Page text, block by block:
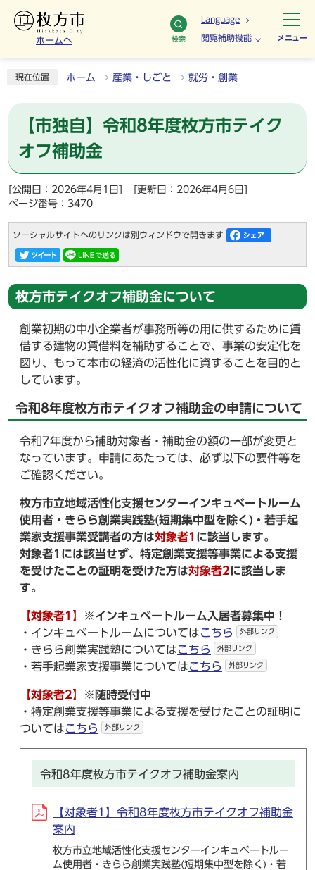
ホームへ 検索
Language
閲覧補助機能 メニュー
現在位置 ホーム 産業・しごと 就労・創業
【市独自】令和8年度枚方市テイク
オフ補助金
[公開日：2026年4月1日]
[更新日：2026年4月6日]
ページ番号：3470
ソーシャルサイトへのリンクは別ウィンドウで開きます
枚方市テイクオフ補助金について
創業初期の中小企業者が事務所等の用に供するために賃
借する建物の賃借料を補助することで、事業の安定化を
図り、もって本市の経済の活性化に資することを目的と
しています。
令和8年度枚方市テイクオフ補助金の申請について
令和7年度から補助対象者・補助金の額の一部が変更と
なっています。申請にあたっては、必ず以下の要件等を
ご確認ください。
枚方市立地域活性化支援センターインキュベートルーム
使用者・きらら創業実践塾(短期集中型を除く)・若手起
業家支援事業受講者の方は対象者1 に該当します。
対象者1には該当せず、特定創業支援等事業による支援
を受けたことの証明を受けた方は対象者2に該当しま
す。
【対象者1】
※インキュベートルーム入居者募集中！
・インキュベートルームについてはこちら 外部リンク
・きらら創業実践塾についてはこちら 外部リンク
・若手起業家支援事業についてはこちら 外部リンク
【対象者2】
※随時受付中
・特定創業支援等事業による支援を受けたことの証明に
ついてはこちら 外部リンク
令和8年度枚方市テイクオフ補助金案内
【対象者1】令和8年度枚方市テイクオフ補助金
案内
枚方市立地域活性化支援センターインキュベートルー
ム使用者・きらら創業実践塾(短期集中型を除く)・若